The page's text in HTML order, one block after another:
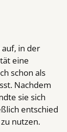
in der
eine
schon als
Nachdem
sie sich
entschied
nutzen.